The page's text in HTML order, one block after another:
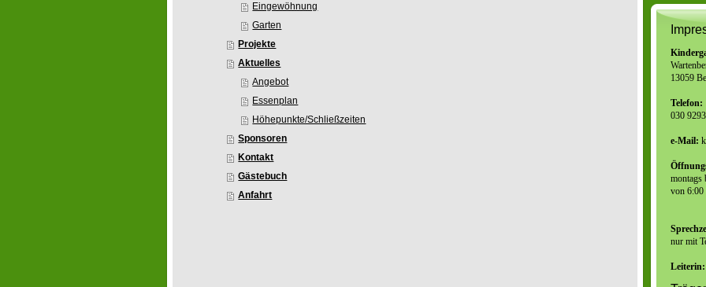
Eingewöhnung
Garten
Projekte
Aktuelles
Angebot
Essenplan
Höhepunkte/Schließzeiten
Sponsoren
Kontakt
Gästebuch
Anfahrt
13059
Telefon:
030
e-Mail:
montags
von
nur mit
Leiterin: